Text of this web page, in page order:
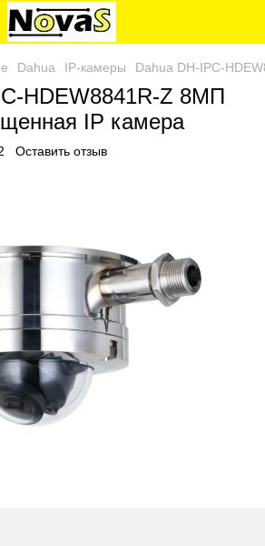
Dahua IP-камеры Dahua DH-IPC-
HDEW8841R-Z 8МП
IP камера
Оставить отзыв